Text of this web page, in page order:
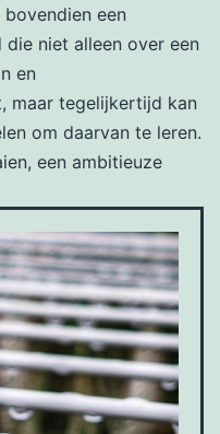
een
die niet alleen over een
en
maar tegelijkertijd kan
om daarvan te leren.
een ambitieuze